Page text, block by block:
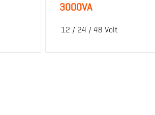
3000VA
12 / 24 / 48 Volt